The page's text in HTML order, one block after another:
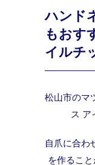
ハンド
もおす
イルチ
松山市のマ
ス ア
自爪に合わ
を作るこ